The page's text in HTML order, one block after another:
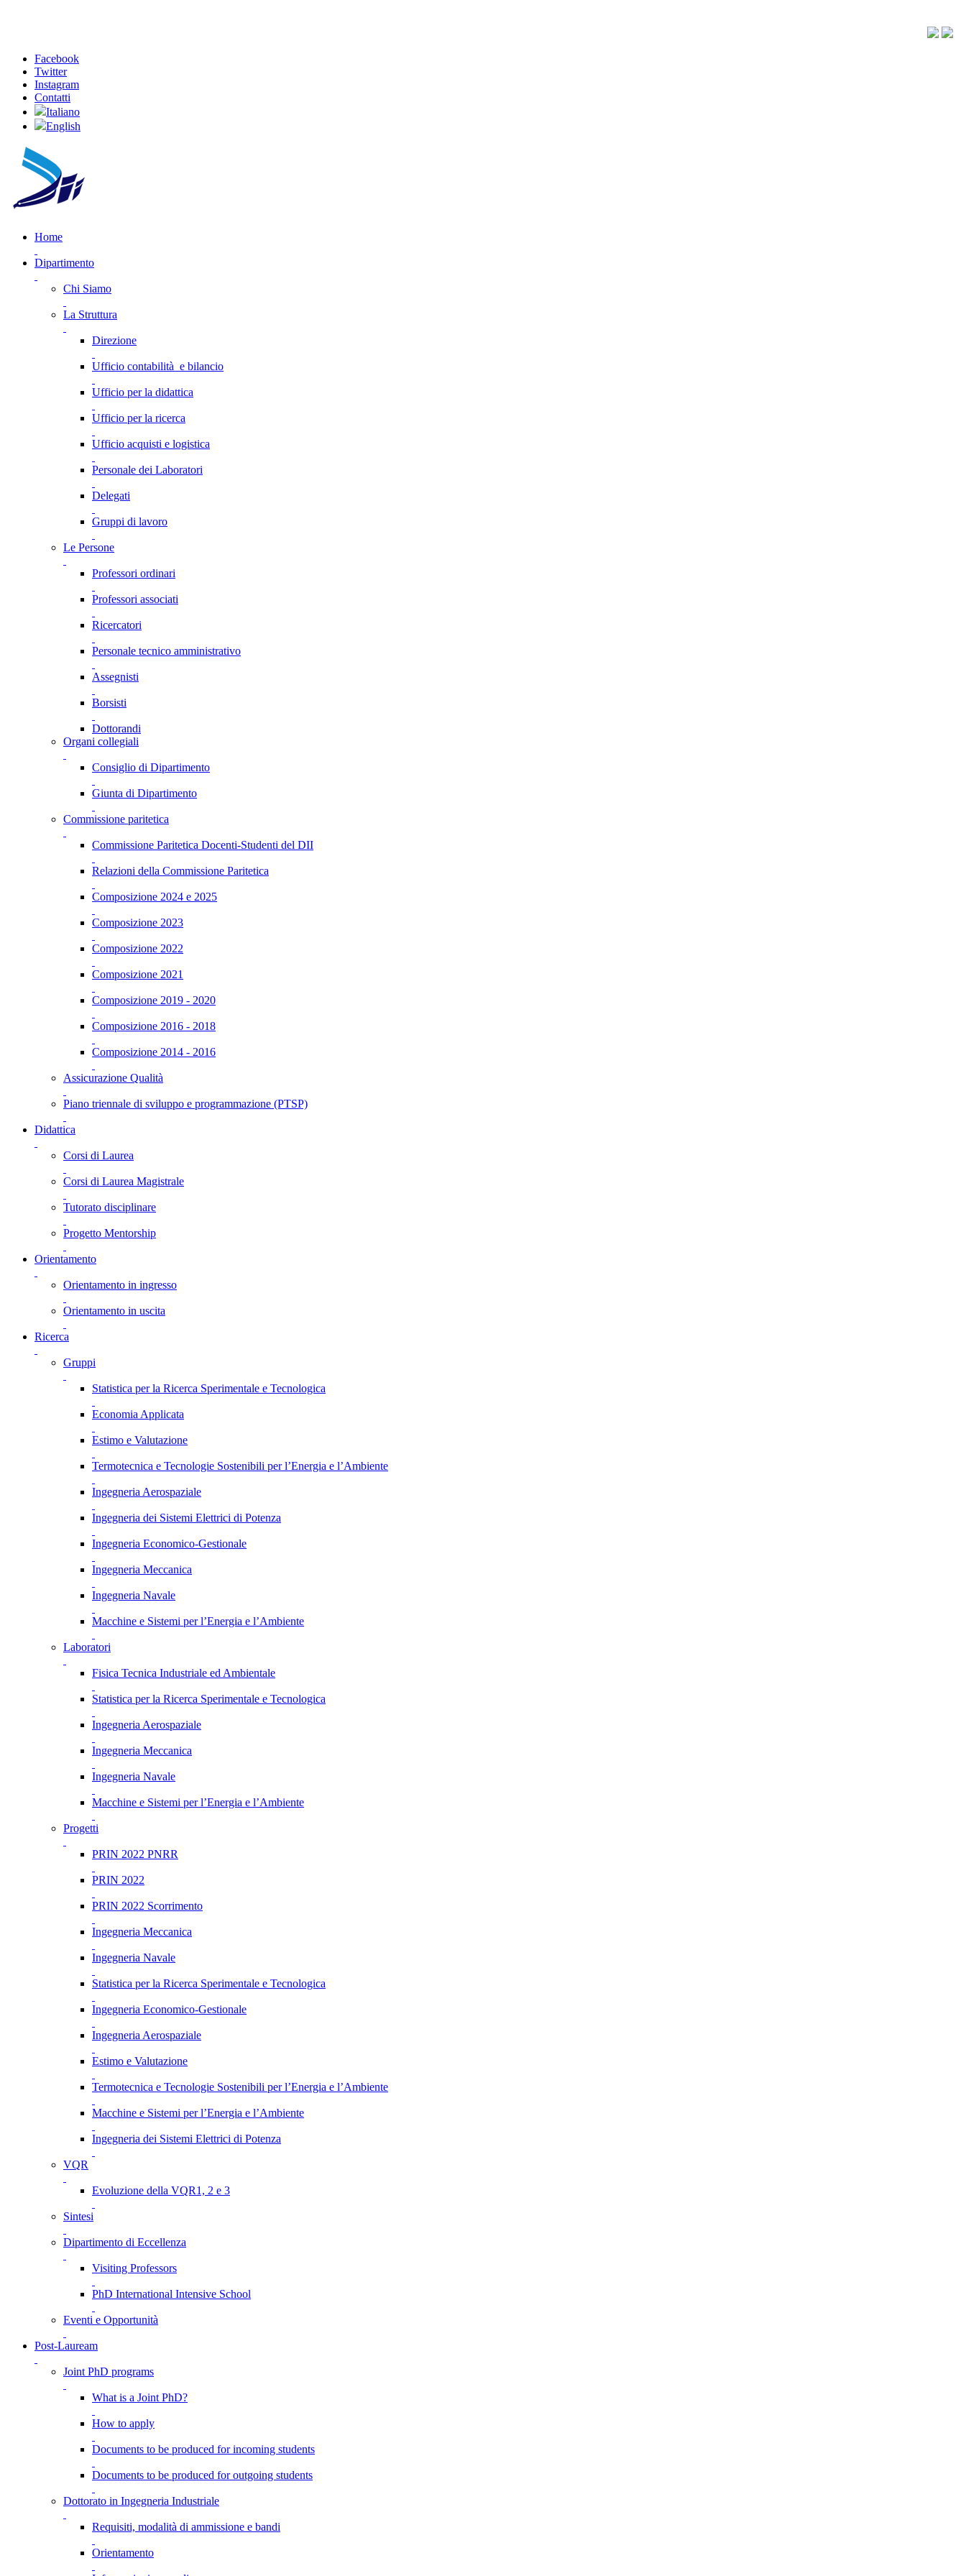
Facebook
Twitter
Instagram
Contatti
Italiano
English
Home
Dipartimento
Chi Siamo
La Struttura
Direzione
Ufficio contabilità e bilancio
Ufficio per la didattica
Ufficio per la ricerca
Ufficio acquisti e logistica
Personale dei Laboratori
Delegati
Gruppi di lavoro
Le Persone
Professori ordinari
Professori associati
Ricercatori
Personale tecnico amministrativo
Assegnisti
Borsisti
Dottorandi
Organi collegiali
Consiglio di Dipartimento
Giunta di Dipartimento
Commissione paritetica
Commissione Paritetica Docenti-Studenti del DII
Relazioni della Commissione Paritetica
Composizione 2024 e 2025
Composizione 2023
Composizione 2022
Composizione 2021
Composizione 2019 - 2020
Composizione 2016 - 2018
Composizione 2014 - 2016
Assicurazione Qualità
Piano triennale di sviluppo e programmazione (PTSP)
Didattica
Corsi di Laurea
Corsi di Laurea Magistrale
Tutorato disciplinare
Progetto Mentorship
Orientamento
Orientamento in ingresso
Orientamento in uscita
Ricerca
Gruppi
Statistica per la Ricerca Sperimentale e Tecnologica
Economia Applicata
Estimo e Valutazione
Termotecnica e Tecnologie Sostenibili per l’Energia e l’Ambiente
Ingegneria Aerospaziale
Ingegneria dei Sistemi Elettrici di Potenza
Ingegneria Economico-Gestionale
Ingegneria Meccanica
Ingegneria Navale
Macchine e Sistemi per l’Energia e l’Ambiente
Laboratori
Fisica Tecnica Industriale ed Ambientale
Statistica per la Ricerca Sperimentale e Tecnologica
Ingegneria Aerospaziale
Ingegneria Meccanica
Ingegneria Navale
Macchine e Sistemi per l’Energia e l’Ambiente
Progetti
PRIN 2022 PNRR
PRIN 2022
PRIN 2022 Scorrimento
Ingegneria Meccanica
Ingegneria Navale
Statistica per la Ricerca Sperimentale e Tecnologica
Ingegneria Economico-Gestionale
Ingegneria Aerospaziale
Estimo e Valutazione
Termotecnica e Tecnologie Sostenibili per l’Energia e l’Ambiente
Macchine e Sistemi per l’Energia e l’Ambiente
Ingegneria dei Sistemi Elettrici di Potenza
VQR
Evoluzione della VQR1, 2 e 3
Sintesi
Dipartimento di Eccellenza
Visiting Professors
PhD International Intensive School
Eventi e Opportunità
Post-Lauream
Joint PhD programs
What is a Joint PhD?
How to apply
Documents to be produced for incoming students
Documents to be produced for outgoing students
Dottorato in Ingegneria Industriale
Requisiti, modalità di ammissione e bandi
Orientamento